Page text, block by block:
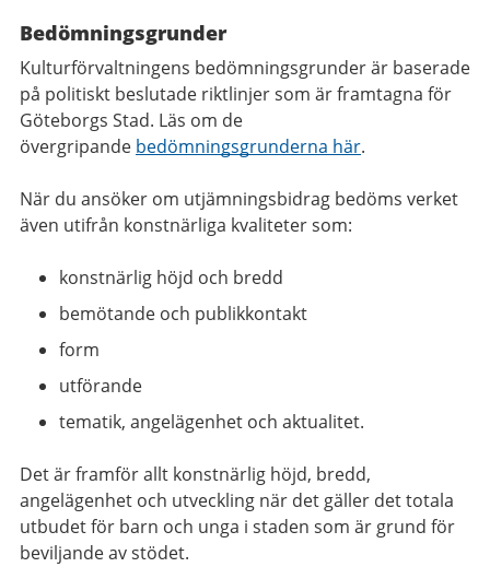
Bedömningsgrunder
Kulturförvaltningens bedömningsgrunder är baserade
på politiskt beslutade riktlinjer som är framtagna för
Göteborgs Stad. Läs om de
övergripande bedömningsgrunderna här.
När du ansöker om utjämningsbidrag bedöms verket
även utifrån konstnärliga kvaliteter som:
konstnärlig höjd och bredd
bemötande och publikkontakt
form
utförande
tematik, angelägenhet och aktualitet.
Det är framför allt konstnärlig höjd, bredd,
angelägenhet och utveckling när det gäller det totala
utbudet för barn och unga i staden som är grund för
beviljande av stödet.